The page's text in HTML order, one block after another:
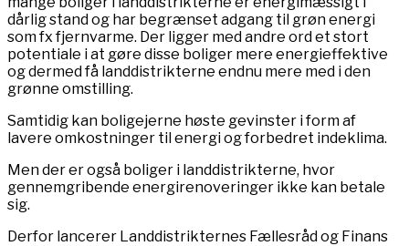
dårlig stand og har begrænset adgang til grøn energi
som fx fjernvarme. Der ligger med andre ord et stort
potentiale i at gøre disse boliger mere energieffektive
og dermed få landdistrikterne endnu mere med i den
grønne omstilling.
Samtidig kan boligejerne høste gevinster i form af
lavere omkostninger til energi og forbedret indeklima.
Men der er også boliger i landdistrikterne, hvor
gennemgribende energirenoveringer ikke kan betale
sig.
Derfor lancerer Landdistrikternes Fællesråd og Finans